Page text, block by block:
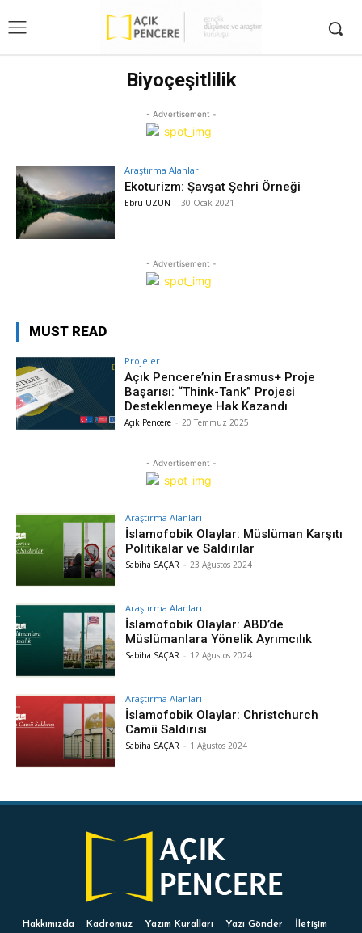
Biyoçeşitlilik
- Advertisement -
Araştırma Alanları
Ekoturizm: Şavşat Şehri Örneği
Ebru UZUN - 30 Ocak 2021
- Advertisement -
MUST READ
Projeler
Açık Pencere’nin Erasmus+ Proje
Başarısı: “Think-Tank” Projesi
Desteklenmeye Hak Kazandı
Açık Pencere - 20 Temmuz 2025
- Advertisement -
Araştırma Alanları
İslamofobik Olaylar: Müslüman Karşıtı
Politikalar ve Saldırılar
Sabiha SAÇAR - 23 Ağustos 2024
Araştırma Alanları
İslamofobik Olaylar: ABD’de
Müslümanlara Yönelik Ayrımcılık
Sabiha SAÇAR - 12 Ağustos 2024
Araştırma Alanları
İslamofobik Olaylar: Christchurch
Camii Saldırısı
Sabiha SAÇAR - 1 Ağustos 2024
Hakkımızda Kadromuz Yazım Kuralları Yazı Gönder İletişim